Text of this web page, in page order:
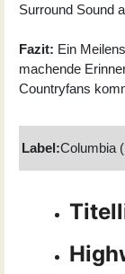
Surround Sound
Fazit: Ein
machende
Countryfans
Label:Columbia